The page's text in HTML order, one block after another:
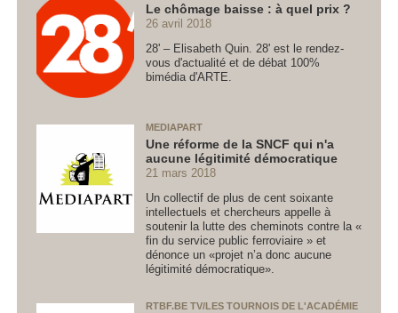
Le chômage baisse : à quel prix ?
26 avril 2018
28' – Elisabeth Quin. 28' est le rendez-
vous d'actualité et de débat 100%
bimédia d'ARTE.
MEDIAPART
Une réforme de la SNCF qui n'a
aucune légitimité démocratique
21 mars 2018
Un collectif de plus de cent soixante
intellectuels et chercheurs appelle à
soutenir la lutte des cheminots contre la «
fin du service public ferroviaire » et
dénonce un «projet n’a donc aucune
légitimité démocratique».
RTBF.BE TV/LES TOURNOIS DE L'ACADÉMIE